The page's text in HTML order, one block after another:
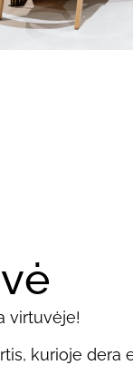
virtuvėje!
kurioje dera